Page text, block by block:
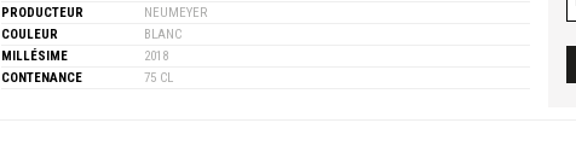
PRODUCTEUR
NEUMEYER
COULEUR
BLANC
MILLÉSIME
2018
CONTENANCE
75 CL